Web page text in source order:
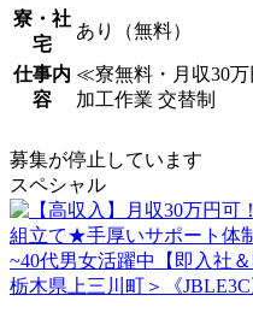
寮・社
宅
あり（無料）
仕事内
容
≪寮無料・月収30
加工作業 交替制
募集が停止しています
スペシャル